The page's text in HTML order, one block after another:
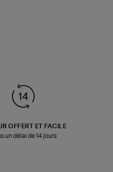
OFFERT ET FACILE
un délai de 14 jours